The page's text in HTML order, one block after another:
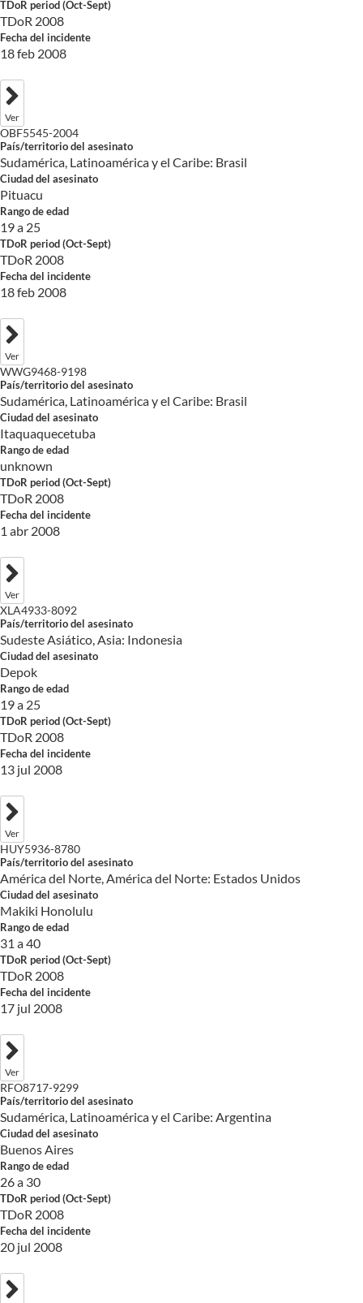
TDoR period (Oct-Sept)
TDoR 2008
Fecha del incidente
18 feb 2008
Ver
OBF5545-2004
País/territorio del asesinato
Sudamérica, Latinoamérica y el Caribe: Brasil
Ciudad del asesinato
Pituacu
Rango de edad
19 a 25
TDoR period (Oct-Sept)
TDoR 2008
Fecha del incidente
18 feb 2008
Ver
WWG9468-9198
País/territorio del asesinato
Sudamérica, Latinoamérica y el Caribe: Brasil
Ciudad del asesinato
Itaquaquecetuba
Rango de edad
unknown
TDoR period (Oct-Sept)
TDoR 2008
Fecha del incidente
1 abr 2008
Ver
XLA4933-8092
País/territorio del asesinato
Sudeste Asiático, Asia: Indonesia
Ciudad del asesinato
Depok
Rango de edad
19 a 25
TDoR period (Oct-Sept)
TDoR 2008
Fecha del incidente
13 jul 2008
Ver
HUY5936-8780
País/territorio del asesinato
América del Norte, América del Norte: Estados Unidos
Ciudad del asesinato
Makiki Honolulu
Rango de edad
31 a 40
TDoR period (Oct-Sept)
TDoR 2008
Fecha del incidente
17 jul 2008
Ver
RFO8717-9299
País/territorio del asesinato
Sudamérica, Latinoamérica y el Caribe: Argentina
Ciudad del asesinato
Buenos Aires
Rango de edad
26 a 30
TDoR period (Oct-Sept)
TDoR 2008
Fecha del incidente
20 jul 2008